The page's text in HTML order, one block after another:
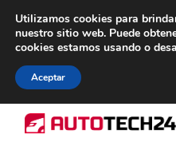
ENTREGA
De lunes a
al
Utilizamos cookies para
nuestro sitio web. Puede
cookies estamos usando o
Aceptar